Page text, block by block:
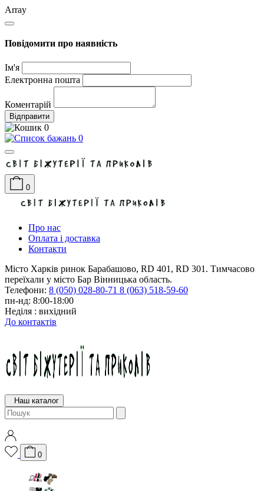
Array
Повідомити про наявність
Ім'я
Електронна пошта
Коментарій
Відправити
0
0
0
Про нас
Оплата і доставка
Контакти
Місто Харків ринок Барабашово, RD 401, RD 301. Тимчасово
переїхали у місто Бар Вінницька область.
Телефони: 8 (050) 028-80-71 8 (063) 518-59-60
пн-нд: 8:00-18:00
Неділя : вихідний
До контактів
Наш каталог
0